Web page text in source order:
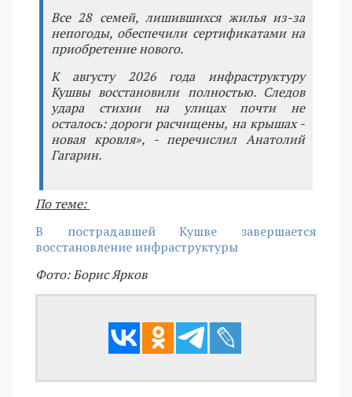
Все 28 семей, лишившихся жилья из-за
непогоды, обеспечили сертификатами на
приобретение нового.
К августу 2026 года инфраструктуру
Кушвы восстановили полностью. Следов
удара стихии на улицах почти не
осталось: дороги расчищены, на крышах -
новая кровля», - перечислил Анатолий
Гагарин.
По теме:
В пострадавшей Кушве завершается
восстановление инфраструктуры
Фото: Борис Ярков